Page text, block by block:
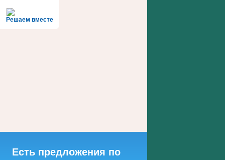
Решаем вместе
Есть предложения по